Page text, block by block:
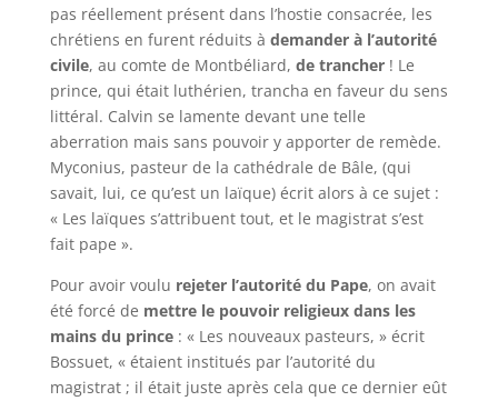
pas réellement présent dans l’hostie consacrée, les
chrétiens en furent réduits à demander à l’autorité
civile, au comte de Montbéliard, de trancher! Le
prince, qui était luthérien, trancha en faveur du sens
littéral. Calvin se lamente devant une telle
aberration mais sans pouvoir y apporter de remède.
Myconius, pasteur de la cathédrale de Bâle, (qui
savait, lui, ce qu’est un laïque) écrit alors à ce sujet :
« Les laïques s’attribuent tout, et le magistrat s’est
fait pape ».
Pour avoir voulu rejeter l’autorité du Pape, on avait
été forcé de mettre le pouvoir religieux dans les
mains du prince: « Les nouveaux pasteurs, » écrit
Bossuet, « étaient institués par l’autorité du
magistrat ; il était juste après cela que ce dernier eût